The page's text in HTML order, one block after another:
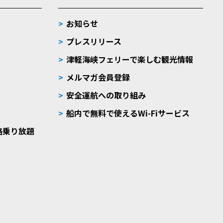
り放題
お知らせ
プレスリリース
津軽海峡フェリーで楽しむ観光情報
メルマガ会員登録
安全運航への取り組み
船内で無料で使えるWi-Fiサービス